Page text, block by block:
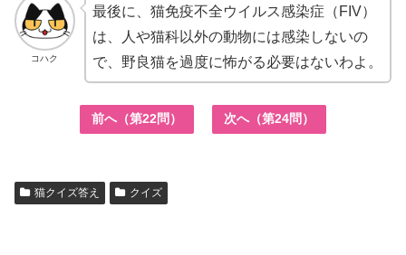
コハク
最後に、猫免疫不全ウイルス感染症（FIV）
は、人や猫科以外の動物には感染しないの
で、野良猫を過度に怖がる必要はないわよ。
前へ（第22問） 次へ（第24問）
猫クイズ答え クイズ